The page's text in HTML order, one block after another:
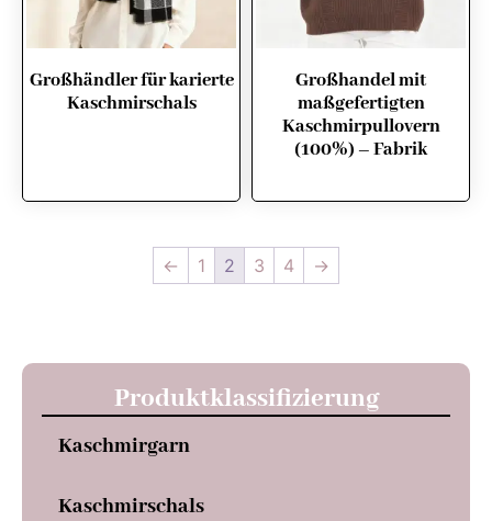
Produktklassifizierung
Kaschmirgarn
Kaschmirschals
Großhändler für karierte
Kaschmirschals
Großhandel mit
maßgefertigten
Kaschmirpullovern
(100%) – Fabrik
← 1 2 3 4 →